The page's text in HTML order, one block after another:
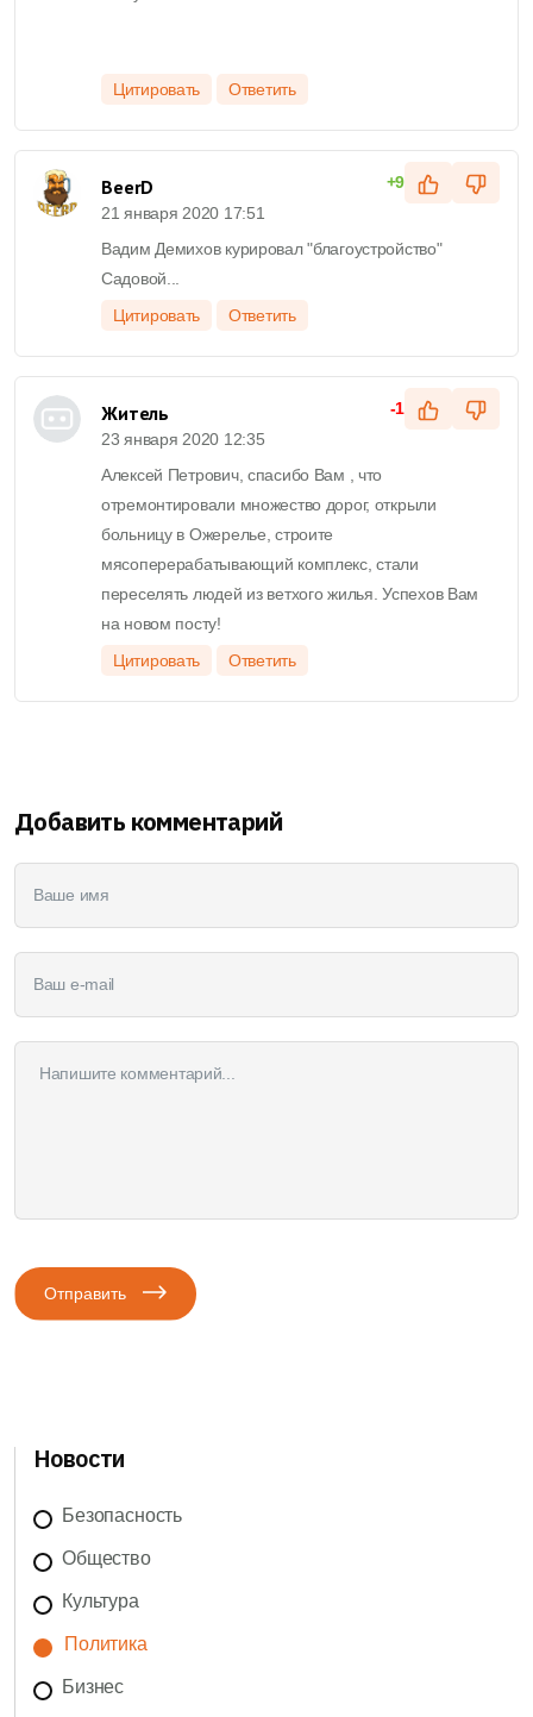
Цитировать Ответить
BeerD
21 января 2020 17:51
+9
Вадим Демихов курировал "благоустройство"
Садовой...
Цитировать
Ответить
Житель
23 января 2020 12:35
-1
Алексей Петрович, спасибо Вам , что
отремонтировали множество дорог, открыли
больницу в Ожерелье, строите
мясоперерабатывающий комплекс, стали
переселять людей из ветхого жилья. Успехов Вам
на новом посту!
Цитировать
Ответить
Добавить комментарий
Отправить
Новости
Безопасность
Общество
Культура
Политика
Бизнес